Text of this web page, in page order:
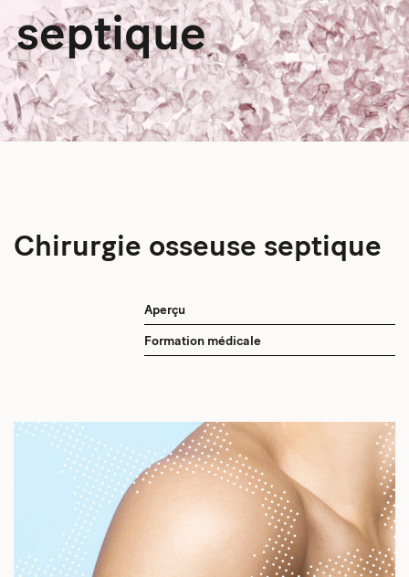
septique
Chirurgie osseuse septique
Aperçu
Formation médicale